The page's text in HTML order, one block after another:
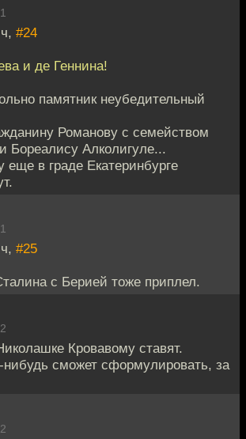
#24
и де Геннина!
памятник неубедительный
Романову с семейством
Бореалису Алколигуле...
еще в граде Екатеринбурге
#25
с Берией тоже приплел.
Кровавому ставят.
нибудь сможет сформулировать, за